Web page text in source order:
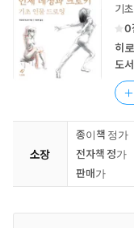
기
0
히
도
소장
종이책 정가
전자책 정가
판매가